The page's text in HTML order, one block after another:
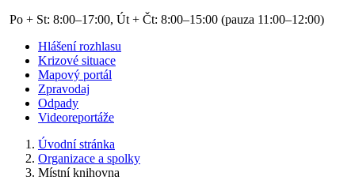
Po + St: 8:00–17:00, Út + Čt: 8:00–15:00 (pauza 11:00–12:00)
Hlášení rozhlasu
Krizové situace
Mapový portál
Zpravodaj
Odpady
Videoreportáže
Úvodní stránka
Organizace a spolky
Místní knihovna